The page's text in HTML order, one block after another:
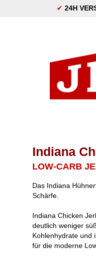
✔ 24H
Indiana
LOW-CARB
Das Indiana
Schärfe.
Indiana Chicken
deutlich weniger
Kohlenhydrate und
für die moderne